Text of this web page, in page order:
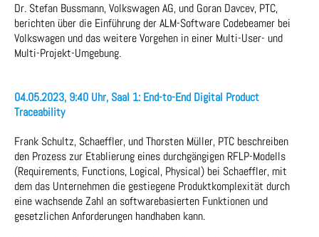
Dr. Stefan Bussmann, Volkswagen AG, und Goran Davcev, PTC,
berichten über die Einführung der ALM-Software Codebeamer bei
Volkswagen und das weitere Vorgehen in einer Multi-User- und
Multi-Projekt-Umgebung.
04.05.2023, 9:40 Uhr, Saal 1: End-to-End Digital Product
Traceability
Frank Schultz, Schaeffler, und Thorsten Müller, PTC beschreiben
den Prozess zur Etablierung eines durchgängigen RFLP-Modells
(Requirements, Functions, Logical, Physical) bei Schaeffler, mit
dem das Unternehmen die gestiegene Produktkomplexität durch
eine wachsende Zahl an softwarebasierten Funktionen und
gesetzlichen Anforderungen handhaben kann.